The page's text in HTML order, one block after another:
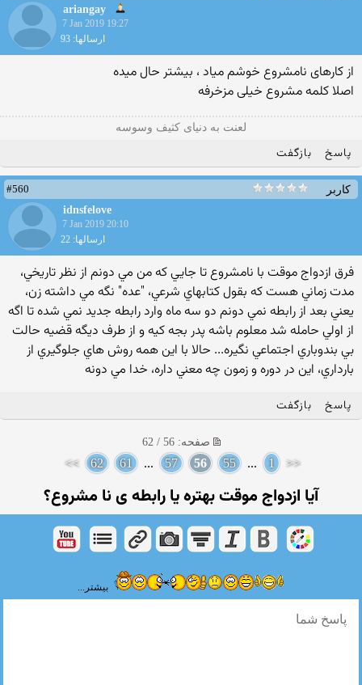
ariangay
7 Jan 2019 19:27
ارسالها: 93
از کارهای نامشروع خوشم میاد ، بیشتر حال میده
اصلا کلمه مشروع خیلی مزخرفه
لعنت به دنیای کثیف وسوسه
پاسخ بازگفت
کاربر
#560
idnsfelove
7 Jan 2019 20:10
ارسالها: 22
فرق ازدواج موقت با نامشروع تا جايي كه من مي دونم از نظر تاريخي،
مدت زماني هست كه بقول كتابهاي شرعي، "عده" نگه مي داشته زن،
يعني بعد از رابطه نمي دونم دو سه ماه وارد رابطه جديد نمي شده تا اگه
از اولي حامله شد معلوم باشه پدر بجه كيه و از طرف ديگه قضيه حالت
بي بندوباري اجتماعي نگيره... حالا با اين همه روش هاي جلوگيري از
بارداري، اين در دوره و زمون چه معني داره، خدا مي دونه
پاسخ بازگفت
صفحه: 56 / 62
<<
1
...
55
56
57
...
61
62
>>
آیا ازدواج موقت بهتره یا رابطه ی نا مشروع؟
بیشتر...